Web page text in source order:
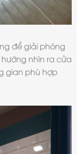
để giải phóng
nhìn ra cửa
gian phù hợp